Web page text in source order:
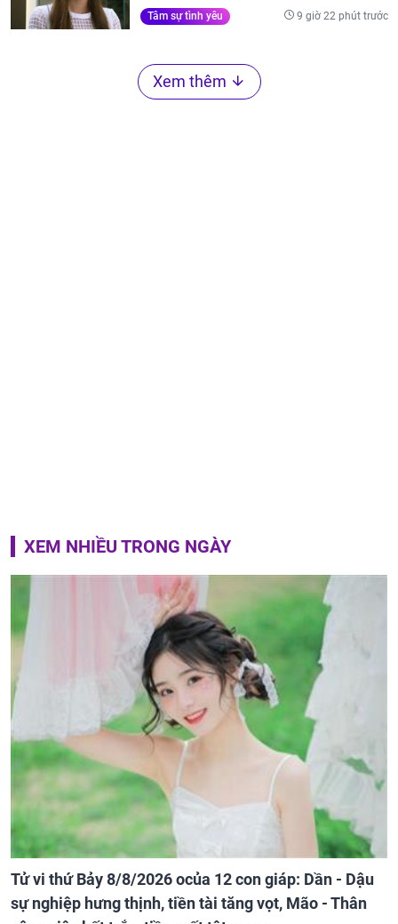
Tâm sự tình yêu 9 giờ 22 phút trước
Xem thêm
XEM NHIỀU TRONG NGÀY
Tử vi thứ Bảy 8/8/2026 ocủa 12 con giáp: Dần - Dậu
sự nghiệp hưng thịnh, tiền tài tăng vọt, Mão - Thân